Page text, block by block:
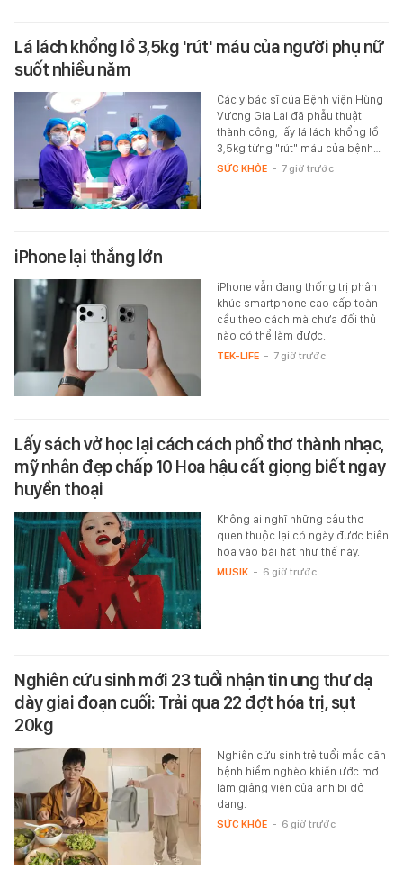
Lá lách khổng lồ 3,5kg 'rút' máu của người phụ nữ
suốt nhiều năm
Các y bác sĩ của Bệnh viện Hùng
Vương Gia Lai đã phẫu thuật
thành công, lấy lá lách khổng lồ
3,5kg từng "rút" máu của bệnh…
SỨC KHỎE - 7 giờ trước
iPhone lại thắng lớn
iPhone vẫn đang thống trị phân
khúc smartphone cao cấp toàn
cầu theo cách mà chưa đối thủ
nào có thể làm được.
TEK-LIFE - 7 giờ trước
Lấy sách vở học lại cách cách phổ thơ thành nhạc,
mỹ nhân đẹp chấp 10 Hoa hậu cất giọng biết ngay
huyền thoại
Không ai nghĩ những câu thơ
quen thuộc lại có ngày được biến
hóa vào bài hát như thế này.
MUSIK - 6 giờ trước
Nghiên cứu sinh mới 23 tuổi nhận tin ung thư dạ
dày giai đoạn cuối: Trải qua 22 đợt hóa trị, sụt
20kg
Nghiên cứu sinh trẻ tuổi mắc căn
bệnh hiểm nghèo khiến ước mơ
làm giảng viên của anh bị dở
dang.
SỨC KHỎE - 6 giờ trước